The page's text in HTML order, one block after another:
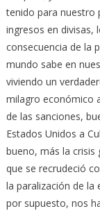
tenido para nuestro
ingresos en
consecuencia de la
mundo sabe en
viviendo un
milagro económico
de las sanciones,
Estados Unidos a
bueno, más la crisis
que se recrudeció
la paralización de la
por supuesto, nos